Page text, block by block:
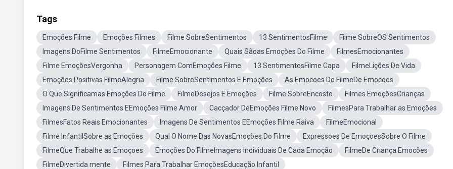
Tags
Emoções Filme Emoções Filmes Filme SobreSentimentos 13 SentimentosFilme
Filme SobreOS Sentimentos
Imagens DoFilme Sentimentos
FilmeEmocionante Quais Sãoas Emoções Do Filme
FilmesEmocionantes
Filme EmoçõesVergonha
Personagem ComEmoções Filme 13 SentimentosFilme Capa
FilmeLições De Vida
Emoções Positivas FilmeAlegria
Filme SobreSentimentos E Emoções
As Emocoes Do FilmeDe Emocoes
O Que Significamas Emoções Do Filme
FilmeDesejos E Emoções Filme SobreEncosto
Filmes EmoçõesCrianças
Imagens De Sentimentos EEmoções Filme Amor
Cacçador DeEmoções Filme Novo
FilmesPara Trabalhar as Emoções
FilmesFatos Reais Emocionantes
Imagens De Sentimentos EEmoções Filme Raiva
FilmeEmocional
Filme InfantilSobre as Emoções
Qual O Nome Das NovasEmoções Do Filme
Expressoes De EmoçoesSobre O Filme
FilmeQue Trabalhe as Emoçoes
Emoções Do FilmeImagens Individuais De Cada Emoção
FilmeDe Criança Emocões
FilmeDivertida mente
Filmes Para Trabalhar EmoçõesEducação Infantil